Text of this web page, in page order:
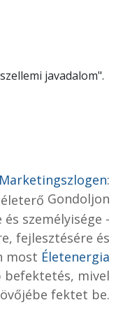
javadalom".
Marketingszlogen:
Gondoljon
személyisége -
fejlesztésére és
most Életenergia
befektetés, mivel
fektet be.